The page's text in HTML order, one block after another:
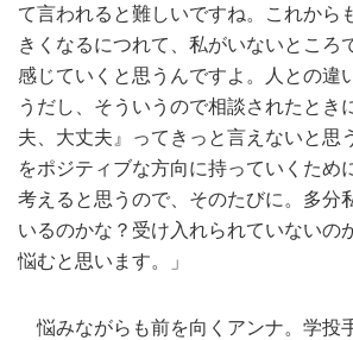
て言われると難しいですね。これから
きくなるにつれて、私がいないところ
感じていくと思うんですよ。人との違
うだし、そういうので相談されたとき
夫、大丈夫』ってきっと言えないと思
をポジティブな方向に持っていくため
考えると思うので、そのたびに。多分
いるのかな？受け入れられていないの
悩むと思います。」
悩みながらも前を向くアンナ。学投